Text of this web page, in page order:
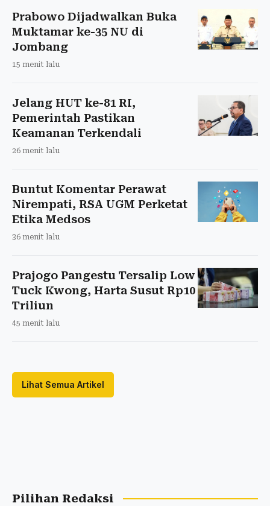
Prabowo Dijadwalkan Buka
Muktamar ke-35 NU di
Jombang
15 menit lalu
Jelang HUT ke-81 RI,
Pemerintah Pastikan
Keamanan Terkendali
26 menit lalu
Buntut Komentar Perawat
Nirempati, RSA UGM Perketat
Etika Medsos
36 menit lalu
Prajogo Pangestu Tersalip Low
Tuck Kwong, Harta Susut Rp10
Triliun
45 menit lalu
Lihat Semua Artikel
Pilihan Redaksi